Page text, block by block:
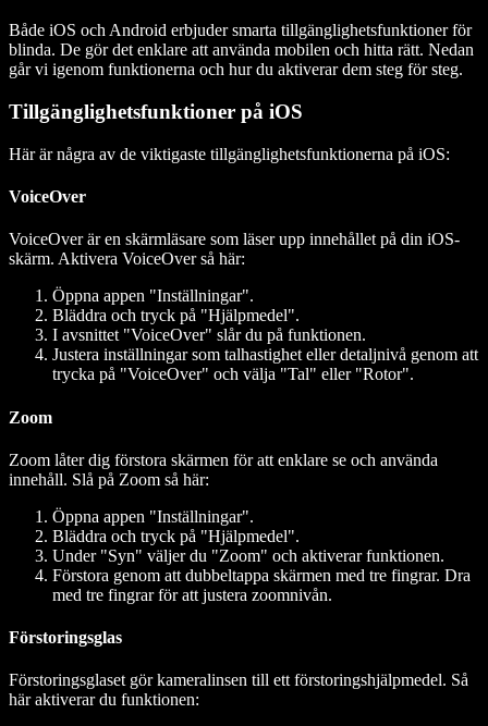
Både iOS och Android erbjuder smarta tillgänglighetsfunktioner för
blinda. De gör det enklare att använda mobilen och hitta rätt. Nedan
går vi igenom funktionerna och hur du aktiverar dem steg för steg.
Tillgänglighetsfunktioner på iOS
Här är några av de viktigaste tillgänglighetsfunktionerna på iOS:
VoiceOver
VoiceOver är en skärmläsare som läser upp innehållet på din iOS-
skärm. Aktivera VoiceOver så här:
Öppna appen "Inställningar".
Bläddra och tryck på "Hjälpmedel".
I avsnittet "VoiceOver" slår du på funktionen.
Justera inställningar som talhastighet eller detaljnivå genom att
trycka på "VoiceOver" och välja "Tal" eller "Rotor".
Zoom
Zoom låter dig förstora skärmen för att enklare se och använda
innehåll. Slå på Zoom så här:
Öppna appen "Inställningar".
Bläddra och tryck på "Hjälpmedel".
Under "Syn" väljer du "Zoom" och aktiverar funktionen.
Förstora genom att dubbeltappa skärmen med tre fingrar. Dra
med tre fingrar för att justera zoomnivån.
Förstoringsglas
Förstoringsglaset gör kameralinsen till ett förstoringshjälpmedel. Så
här aktiverar du funktionen: